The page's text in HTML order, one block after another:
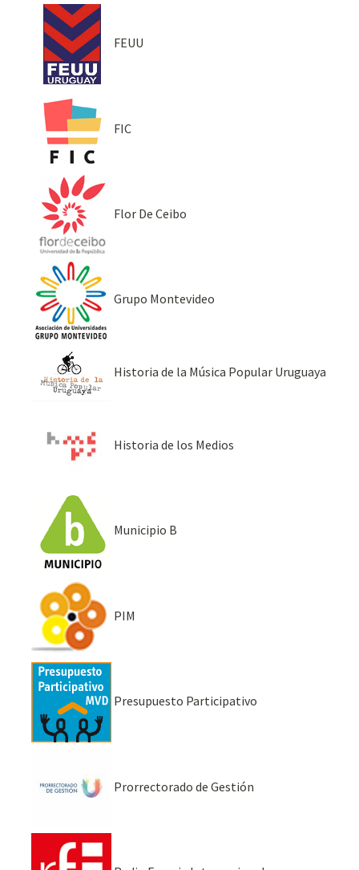
FEUU
FIC
Flor De Ceibo
Grupo Montevideo
Historia de la Música Popular Uruguaya
Historia de los Medios
Municipio B
PIM
Presupuesto Participativo
Prorrectorado de Gestión